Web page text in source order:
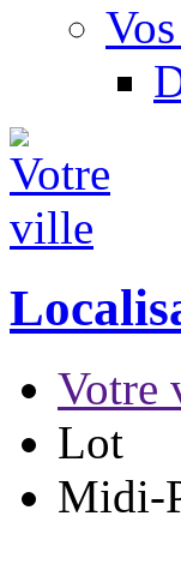
Votre
Lot
Midi-